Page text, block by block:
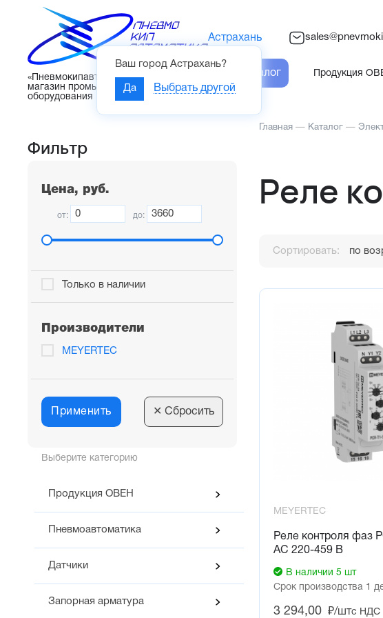
«Пневмокипавтоматика» – интернет-
магазин промышленного
оборудования
Астрахань
Ваш город Астрахань?
Да Выбрать другой
Каталог Продукция
Выберите категорию
Продукция ОВЕН
Пневмоавтоматика
Датчики
Запорная арматура
Фильтр
Цена, руб.
от: до:
Только в наличии
Производители
MEYERTEC
Применить ✕ Сбросить
Главная — Каталог —
Реле
Сортировать: по
MEYERTEC
Реле контроля фаз
AC 220-459 В
В наличии 5 шт
Срок производства 1
3 294,00 ₽/штс НДС